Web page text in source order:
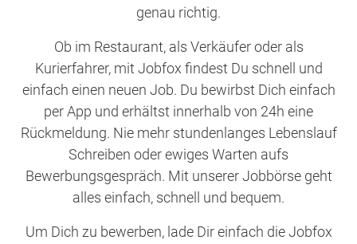
genau richtig.
Ob im Restaurant, als Verkäufer oder als
Kurierfahrer, mit Jobfox findest Du schnell und
einfach einen neuen Job. Du bewirbst Dich einfach
per App und erhältst innerhalb von 24h eine
Rückmeldung. Nie mehr stundenlanges Lebenslauf
Schreiben oder ewiges Warten aufs
Bewerbungsgespräch. Mit unserer Jobbörse geht
alles einfach, schnell und bequem.
Um Dich zu bewerben, lade Dir einfach die Jobfox